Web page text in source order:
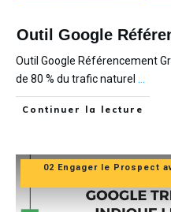
Outil Google
Outil Google Référencement
de 80 % du trafic naturel
Continuer la lecture
02 Engager le Prospect